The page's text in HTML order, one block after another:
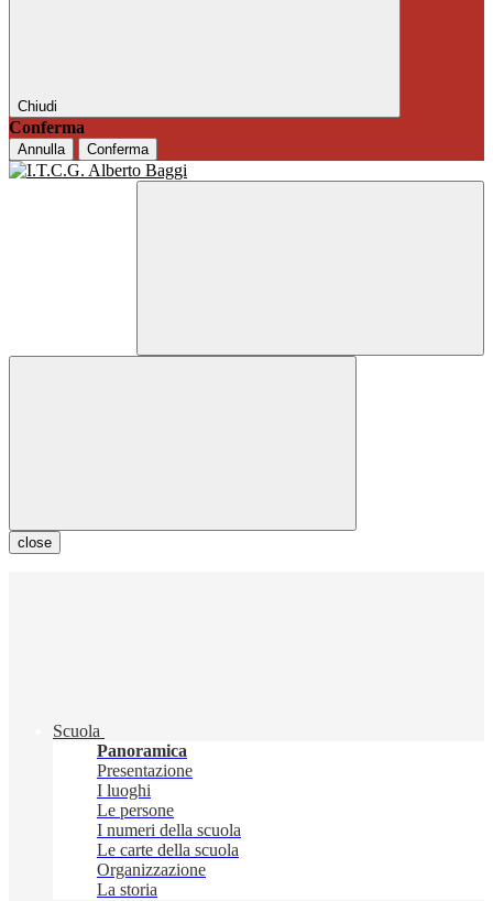
Chiudi
Conferma
Annulla Conferma
close
Scuola
Panoramica
Presentazione
I luoghi
Le persone
I numeri della scuola
Le carte della scuola
Organizzazione
La storia